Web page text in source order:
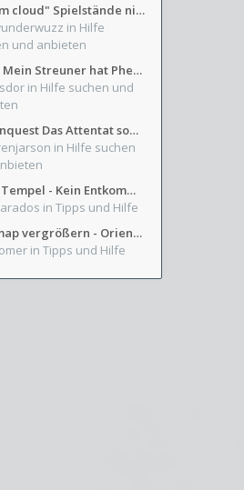
"steam cloud" Spielstände nicht verfügbar
in Hilfe
und anbieten
Hilfe! Mein Streuner hat Phexens Gunst verloren...
in Hilfe suchen und
Nebenquest Das Attentat sowie Beilunker Reiter und zwei kleine Ausrüstungsfragen
in Hilfe suchen
Phex-Tempel - Kein Entkommen aus Weinkeller/Bibliothek Trakt
in Tipps und Hilfe
Minimap vergrößern - Orientierung in Blutzinnen
in Tipps und Hilfe